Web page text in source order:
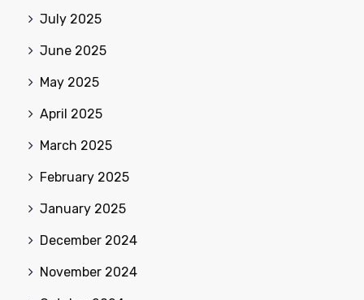
July 2025
June 2025
May 2025
April 2025
March 2025
February 2025
January 2025
December 2024
November 2024